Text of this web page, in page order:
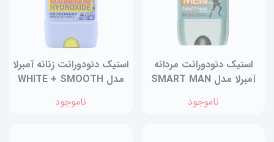
استیک دئودورانت‌ مردانه
آمبرلا مدل SMART MAN
ناموجود
استیک دئودورانت‌ زنانه آمبرلا
مدل WHITE + SMOOTH
ناموجود